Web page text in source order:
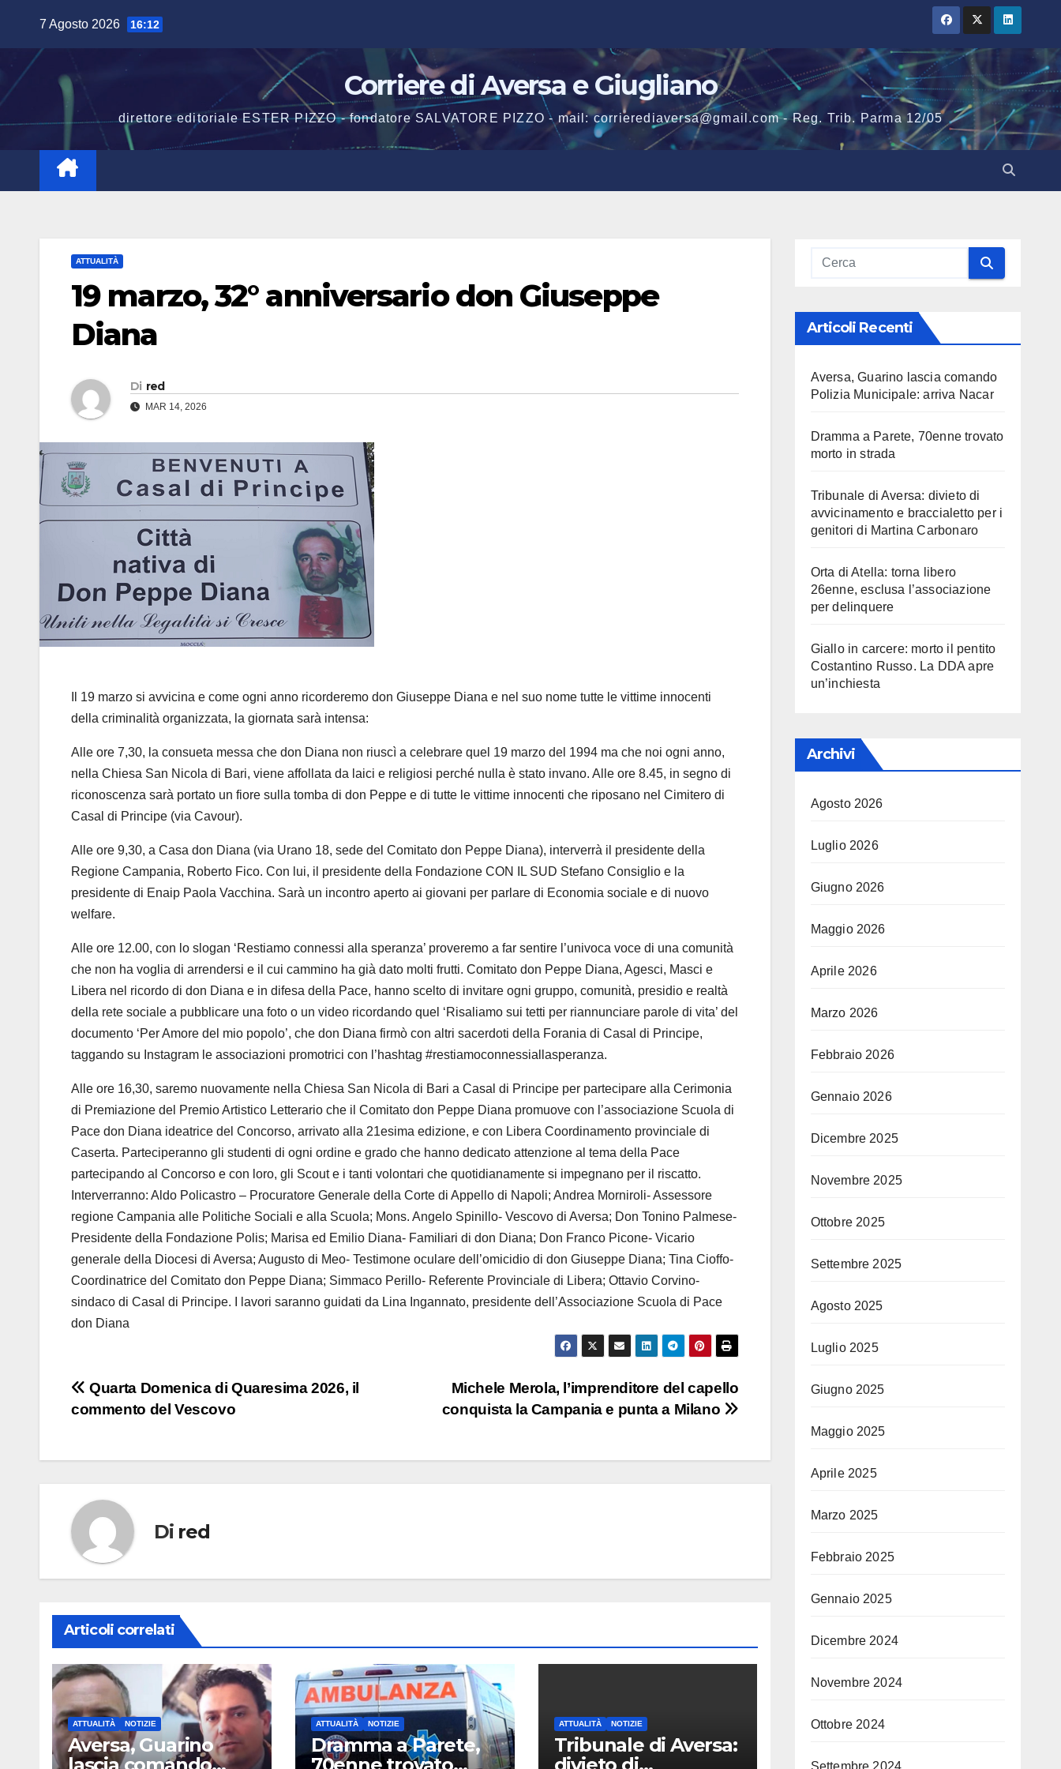
contenuto
7 Agosto 2026 16:12
Corriere di Aversa e Giugliano
direttore editoriale ESTER PIZZO - fondatore SALVATORE PIZZO - mail: corrierediaversa@gmail.com - Reg. Trib. Parma 12/05
ATTUALITÀ
19 marzo, 32° anniversario don Giuseppe
Diana
Di red
MAR 14, 2026
Il 19 marzo si avvicina e come ogni anno ricorderemo don Giuseppe Diana e nel suo nome tutte le vittime innocenti
della criminalità organizzata, la giornata sarà intensa:
Alle ore 7,30, la consueta messa che don Diana non riuscì a celebrare quel 19 marzo del 1994 ma che noi ogni anno,
nella Chiesa San Nicola di Bari, viene affollata da laici e religiosi perché nulla è stato invano. Alle ore 8.45, in segno di
riconoscenza sarà portato un fiore sulla tomba di don Peppe e di tutte le vittime innocenti che riposano nel Cimitero di
Casal di Principe (via Cavour).
Alle ore 9,30, a Casa don Diana (via Urano 18, sede del Comitato don Peppe Diana), interverrà il presidente della
Regione Campania, Roberto Fico. Con lui, il presidente della Fondazione CON IL SUD Stefano Consiglio e la
presidente di Enaip Paola Vacchina. Sarà un incontro aperto ai giovani per parlare di Economia sociale e di nuovo
welfare.
Alle ore 12.00, con lo slogan ‘Restiamo connessi alla speranza’ proveremo a far sentire l’univoca voce di una comunità
che non ha voglia di arrendersi e il cui cammino ha già dato molti frutti. Comitato don Peppe Diana, Agesci, Masci e
Libera nel ricordo di don Diana e in difesa della Pace, hanno scelto di invitare ogni gruppo, comunità, presidio e realtà
della rete sociale a pubblicare una foto o un video ricordando quel ‘Risaliamo sui tetti per riannunciare parole di vita’ del
documento ‘Per Amore del mio popolo’, che don Diana firmò con altri sacerdoti della Forania di Casal di Principe,
taggando su Instagram le associazioni promotrici con l’hashtag #restiamoconnessiallasperanza.
Alle ore 16,30, saremo nuovamente nella Chiesa San Nicola di Bari a Casal di Principe per partecipare alla Cerimonia
di Premiazione del Premio Artistico Letterario che il Comitato don Peppe Diana promuove con l’associazione Scuola di
Pace don Diana ideatrice del Concorso, arrivato alla 21esima edizione, e con Libera Coordinamento provinciale di
Caserta. Parteciperanno gli studenti di ogni ordine e grado che hanno dedicato attenzione al tema della Pace
partecipando al Concorso e con loro, gli Scout e i tanti volontari che quotidianamente si impegnano per il riscatto.
Interverranno: Aldo Policastro – Procuratore Generale della Corte di Appello di Napoli; Andrea Morniroli- Assessore
regione Campania alle Politiche Sociali e alla Scuola; Mons. Angelo Spinillo- Vescovo di Aversa; Don Tonino Palmese-
Presidente della Fondazione Polis; Marisa ed Emilio Diana- Familiari di don Diana; Don Franco Picone- Vicario
generale della Diocesi di Aversa; Augusto di Meo- Testimone oculare dell’omicidio di don Giuseppe Diana; Tina Cioffo-
Coordinatrice del Comitato don Peppe Diana; Simmaco Perillo- Referente Provinciale di Libera; Ottavio Corvino-
sindaco di Casal di Principe. I lavori saranno guidati da Lina Ingannato, presidente dell’Associazione Scuola di Pace
don Diana
Navigazione
Michele Merola, l’imprenditore del capello
conquista la Campania e punta a Milano
Quarta Domenica di Quaresima 2026, il
commento del Vescovo
Di red
Articoli correlati
ATTUALITÀ NOTIZIE
Aversa, Guarino
ATTUALITÀ NOTIZIE
Dramma a Parete,
ATTUALITÀ NOTIZIE
Tribunale di Aversa:
Articoli Recenti
Aversa, Guarino lascia comando
Polizia Municipale: arriva Nacar
Dramma a Parete, 70enne trovato
morto in strada
Tribunale di Aversa: divieto di
avvicinamento e braccialetto per i
genitori di Martina Carbonaro
Orta di Atella: torna libero
26enne, esclusa l’associazione
per delinquere
Giallo in carcere: morto il pentito
Costantino Russo. La DDA apre
un’inchiesta
Archivi
Agosto 2026
Luglio 2026
Giugno 2026
Maggio 2026
Aprile 2026
Marzo 2026
Febbraio 2026
Gennaio 2026
Dicembre 2025
Novembre 2025
Ottobre 2025
Settembre 2025
Agosto 2025
Luglio 2025
Giugno 2025
Maggio 2025
Aprile 2025
Marzo 2025
Febbraio 2025
Gennaio 2025
Dicembre 2024
Novembre 2024
Ottobre 2024
Settembre 2024